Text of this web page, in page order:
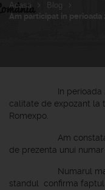
Acasa
Blog
Am participat in perioada
In perioada
calitate de expozant la
Romexpo.
Am constatat ca
de prezenta unui
Numarul mare
standul confirma